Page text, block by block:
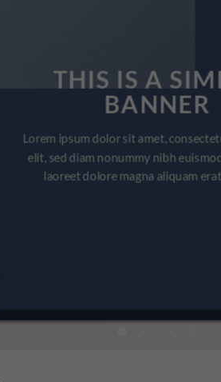
THIS IS A
BANNER
Lorem ipsum dolor sit amet,
elit, sed diam nonummy nibh
laoreet dolore magna aliquam